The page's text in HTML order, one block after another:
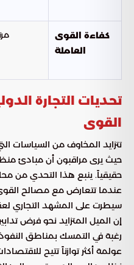
كفاءة القوى
العاملة
تحديات التجارة
القوى
تتزايد المخاوف من السياسات
حيث يرى مراقبون أن مبادئ
حقيقياً. ينبع هذا التحدي من
عندما تتعارض مع مصالح القوى
سيطرت على المشهد التجاري
إن الميل المتزايد نحو فرض
رغبة في التمسك بمناطق
عولمة أكثر توازناً تتيح